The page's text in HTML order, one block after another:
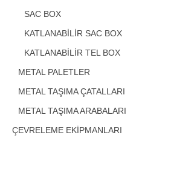
SAC BOX
KATLANABİLİR SAC BOX
KATLANABİLİR TEL BOX
METAL PALETLER
METAL TAŞIMA ÇATALLARI
METAL TAŞIMA ARABALARI
ÇEVRELEME EKİPMANLARI